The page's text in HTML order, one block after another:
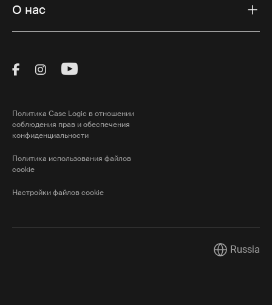
О нас
Visit Thule on Facebook (external link)
Visit Thule on Instagram (external link)
Visit Thule on Youtube (external
Политика Case Logic в отношении
соблюдения прав и обеспечения
конфиденциальности
Политика использования файлов
cookie
Настройки файлов cookie
Current
Russia